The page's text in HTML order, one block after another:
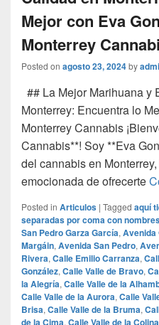
Mejor con Eva
Monterrey
Posted on agosto 23, 2024by
## La Mejor Marihuana y
Monterrey: Encuentra lo
Monterrey Cannabis
Cannabis**! Soy **Eva
del cannabis en
emocionada de ofrecerte
Posted in Articulos | Tagged aquí
separadas por coma con
San Pedro Garza García, Avenida
Margáin, Avenida San Pedro,
Rivera, Calle Emilio Carranza,
González, Calle Valle de Bravo,
la Alegría, Calle Valle de la
Calle Valle de la Aurora, Calle
Brisa, Calle Valle de la Bruma,
de la Cima, Calle Valle de la Colina